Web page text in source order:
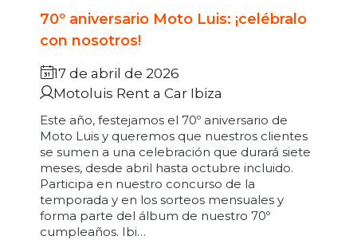
70º aniversario Moto Luis: ¡celébralo
con nosotros!
17 de abril de 2026
Motoluis Rent a Car Ibiza
Este año, festejamos el 70º aniversario de
Moto Luis y queremos que nuestros clientes
se sumen a una celebración que durará siete
meses, desde abril hasta octubre incluido.
Participa en nuestro concurso de la
temporada y en los sorteos mensuales y
forma parte del álbum de nuestro 70º
cumpleaños. Ibi…